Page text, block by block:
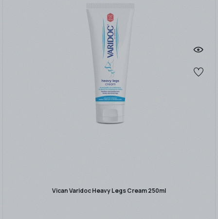
Vican Varidoc Heavy Legs Cream 250ml